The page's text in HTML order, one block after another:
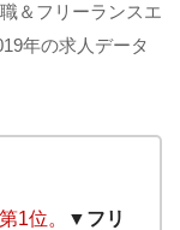
＆フリーランスエ
年の求人データ
1位。
▼フリ